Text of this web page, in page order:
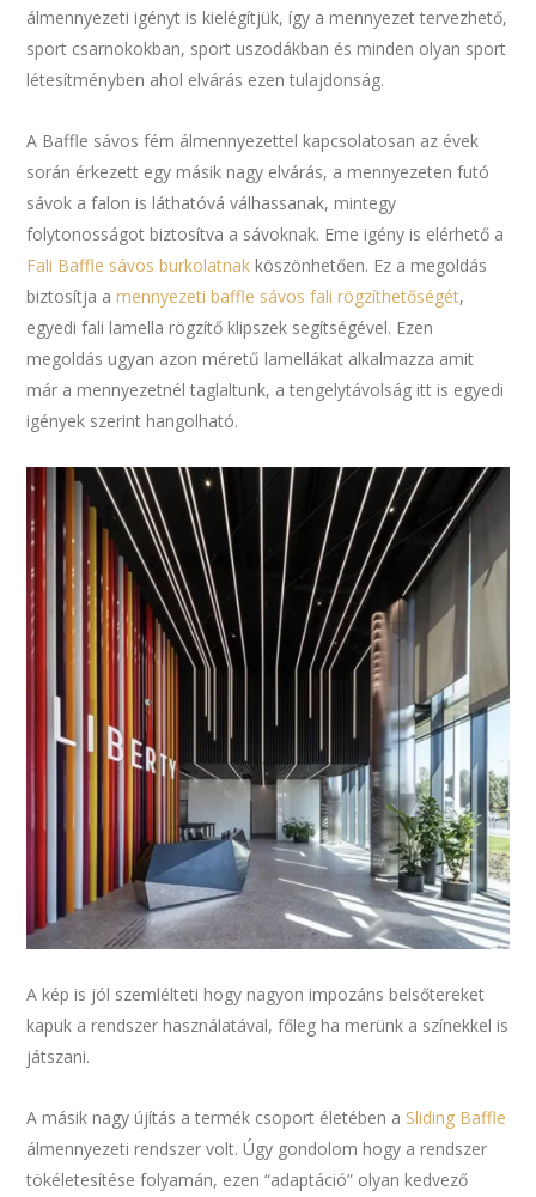
álmennyezeti igényt is kielégítjük, így a mennyezet tervezhető,
sport csarnokokban, sport uszodákban és minden olyan sport
létesítményben ahol elvárás ezen tulajdonság.
A Baffle sávos fém álmennyezettel kapcsolatosan az évek
során érkezett egy másik nagy elvárás, a mennyezeten futó
sávok a falon is láthatóvá válhassanak, mintegy
folytonosságot biztosítva a sávoknak. Eme igény is elérhető a
Fali Baffle sávos burkolatnak köszönhetően. Ez a megoldás
biztosítja amennyezeti baffle sávos fali rögzíthetőségét,
egyedi fali lamella rögzítő klipszek segítségével. Ezen
megoldás ugyan azon méretű lamellákat alkalmazza amit
már a mennyezetnél taglaltunk, a tengelytávolság itt is egyedi
igények szerint hangolható.
A kép is jól szemlélteti hogy nagyon impozáns belsőtereket
kapuk a rendszer használatával, főleg ha merünk a színekkel is
játszani.
A másik nagy újítás a termék csoport életében a Sliding Baffle
álmennyezeti rendszer volt. Úgy gondolom hogy a rendszer
tökéletesítése folyamán, ezen “adaptáció” olyan kedvező